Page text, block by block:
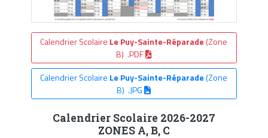
Calendrier Scolaire Le Puy-Sainte-Réparade (Zone
B) .PDF
Calendrier Scolaire Le Puy-Sainte-Réparade(Zone
B) .JPG
Calendrier Scolaire 2026-2027
ZONES A, B, C